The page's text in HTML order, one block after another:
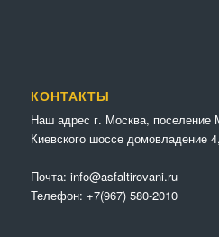
КОНТАКТЫ
Наш адрес г. Москва, поселение
Киевского шоссе домовладение
Почта: info@asfaltirovani.ru
Телефон: +7(967) 580-2010